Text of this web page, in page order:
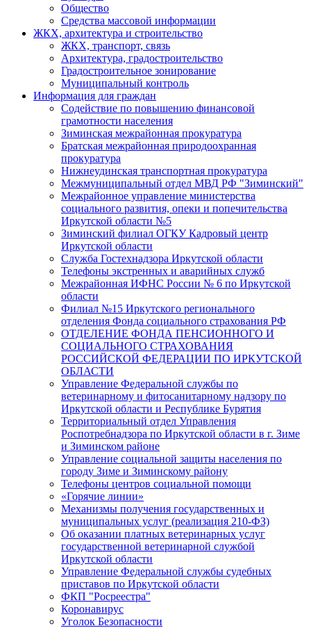
Общество
Средства массовой информации
ЖКХ, архитектура и строительство
ЖКХ, транспорт, связь
Архитектура, градостроительство
Градостроительное зонирование
Муниципальный контроль
Информация для граждан
Содействие по повышению финансовой
грамотности населения
Зиминская межрайонная прокуратура
Братская межрайонная природоохранная
прокуратура
Нижнеудинская транспортная прокуратура
Межмуниципальный отдел МВД РФ "Зиминский"
Межрайонное управление министерства
социального развития, опеки и попечительства
Иркутской области №5
Зиминский филиал ОГКУ Кадровый центр
Иркутской области
Служба Гостехнадзора Иркутской области
Телефоны экстренных и аварийных служб
Межрайонная ИФНС России № 6 по Иркутской
области
Филиал №15 Иркутского регионального
отделения Фонда социального страхования РФ
ОТДЕЛЕНИЕ ФОНДА ПЕНСИОННОГО И
СОЦИАЛЬНОГО СТРАХОВАНИЯ
РОССИЙСКОЙ ФЕДЕРАЦИИ ПО ИРКУТСКОЙ
ОБЛАСТИ
Управление Федеральной службы по
ветеринарному и фитосанитарному надзору по
Иркутской области и Республике Бурятия
Территориальный отдел Управления
Роспотребнадзора по Иркутской области в г. Зиме
и Зиминском районе
Управление социальной защиты населения по
городу Зиме и Зиминскому району
Телефоны центров социальной помощи
«Горячие линии»
Механизмы получения государственных и
муниципальных услуг (реализация 210-ФЗ)
Об оказании платных ветеринарных услуг
государственной ветеринарной службой
Иркутской области
Управление Федеральной службы судебных
приставов по Иркутской области
ФКП "Росреестра"
Коронавирус
Уголок Безопасности